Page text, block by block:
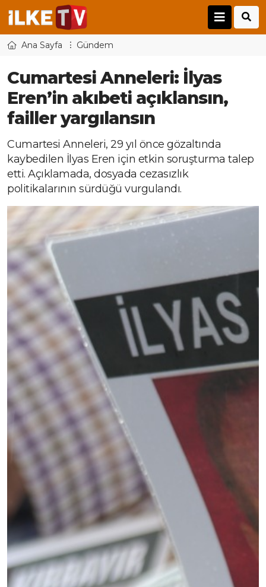
Ana Sayfa Gündem
Cumartesi Anneleri: İlyas
Eren’in akıbeti açıklansın,
failler yargılansın
Cumartesi Anneleri, 29 yıl önce gözaltında
kaybedilen İlyas Eren için etkin soruşturma talep
etti. Açıklamada, dosyada cezasızlık
politikalarının sürdüğü vurgulandı.